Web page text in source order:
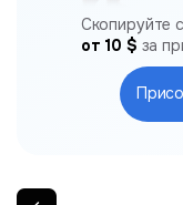
Скопируйте
от 10 $ за